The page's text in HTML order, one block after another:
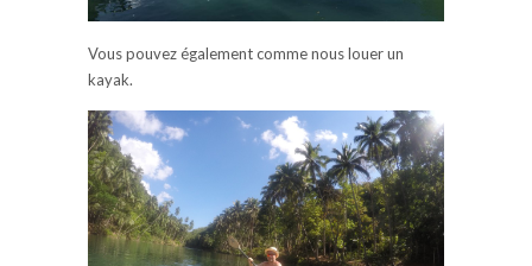
Vous pouvez également comme nous louer un
kayak.